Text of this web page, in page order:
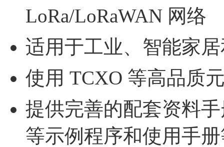
LoRa/LoRaWAN 网络
适用于工业、智能家
使用 TCXO 等高品质
提供完善的配套资料手
等示例程序和使用手